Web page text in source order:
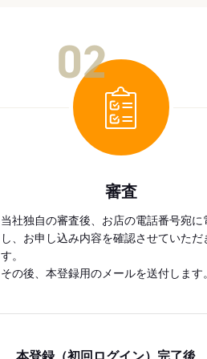
審査
当社独自の審査後、お店の電話番号宛に
し、お申し込み内容を確認させていただ
す。
その後、本登録用のメールを送付します。